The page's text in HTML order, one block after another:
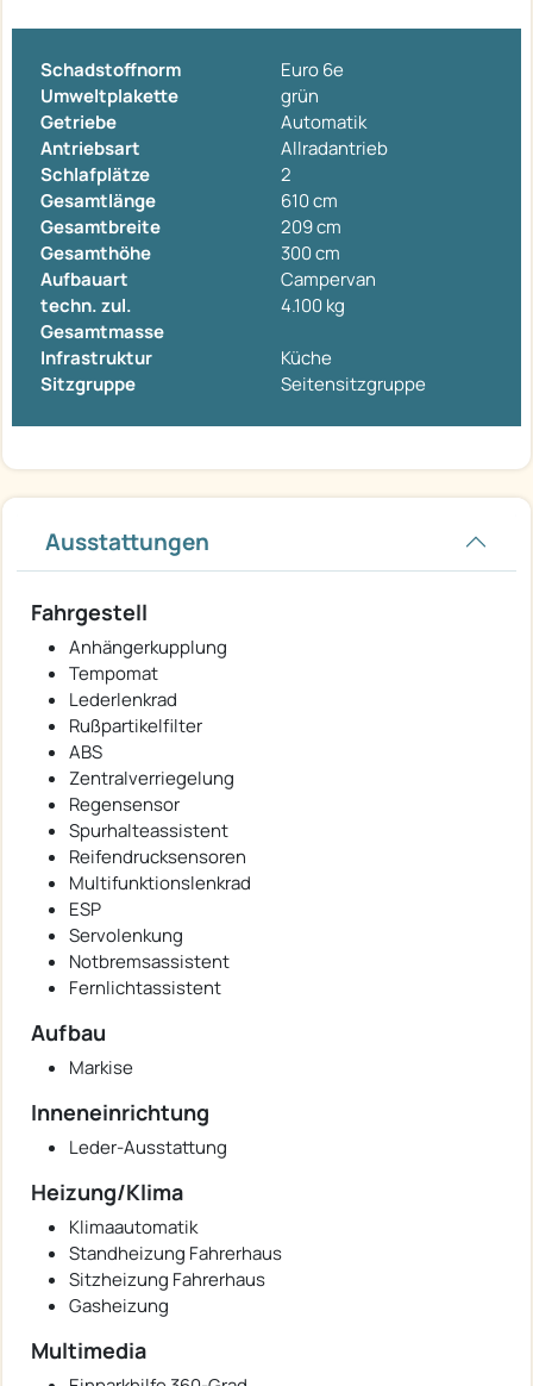
Schadstoffnorm
Euro 6e
Umweltplakette
grün
Getriebe
Automatik
Antriebsart
Allradantrieb
Schlafplätze
2
Gesamtlänge
610 cm
Gesamtbreite
209 cm
Gesamthöhe
300 cm
Aufbauart
Campervan
techn. zul.
Gesamtmasse
4.100 kg
Infrastruktur
Küche
Sitzgruppe
Seitensitzgruppe
Ausstattungen
Fahrgestell
Anhängerkupplung
Tempomat
Lederlenkrad
Rußpartikelfilter
ABS
Zentralverriegelung
Regensensor
Spurhalteassistent
Reifendrucksensoren
Multifunktionslenkrad
ESP
Servolenkung
Notbremsassistent
Fernlichtassistent
Aufbau
Markise
Inneneinrichtung
Leder-Ausstattung
Heizung/Klima
Klimaautomatik
Standheizung Fahrerhaus
Sitzheizung Fahrerhaus
Gasheizung
Multimedia